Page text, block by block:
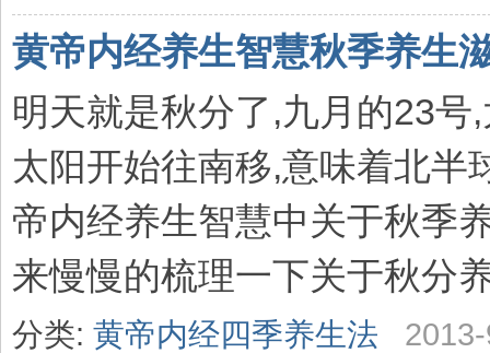
黄帝内经养生智慧秋季养生
明天就是秋分了,九月的23
太阳开始往南移,意味着北半
帝内经养生智慧中关于秋季
来慢慢的梳理一下关于秋分
分类: 黄帝内经四季养生法